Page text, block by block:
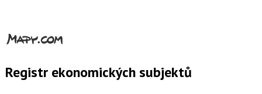
Registr ekonomických subjektů